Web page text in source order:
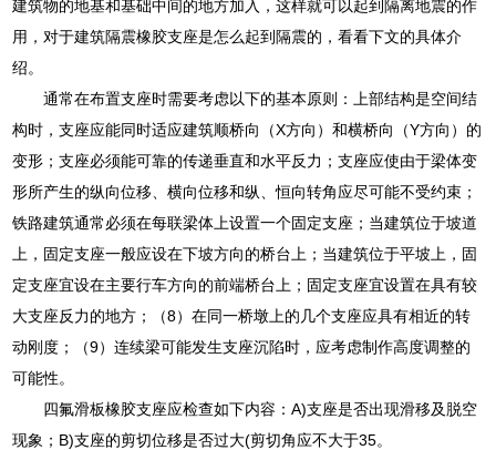
建筑物的地基和基础中间的地方加入，这样就可以起到隔离地震的作
用，对于建筑隔震橡胶支座是怎么起到隔震的，看看下文的具体介
绍。
通常在布置支座时需要考虑以下的基本原则：上部结构是空间结
构时，支座应能同时适应建筑顺桥向（X方向）和横桥向（Y方向）的
变形；支座必须能可靠的传递垂直和水平反力；支座应使由于梁体变
形所产生的纵向位移、横向位移和纵、恒向转角应尽可能不受约束；
铁路建筑通常必须在每联梁体上设置一个固定支座；当建筑位于坡道
上，固定支座一般应设在下坡方向的桥台上；当建筑位于平坡上，固
定支座宜设在主要行车方向的前端桥台上；固定支座宜设置在具有较
大支座反力的地方；（8）在同一桥墩上的几个支座应具有相近的转
动刚度；（9）连续梁可能发生支座沉陷时，应考虑制作高度调整的
可能性。
四氟滑板橡胶支座应检查如下内容：A)支座是否出现滑移及脱空
现象；B)支座的剪切位移是否过大(剪切角应不大于35。